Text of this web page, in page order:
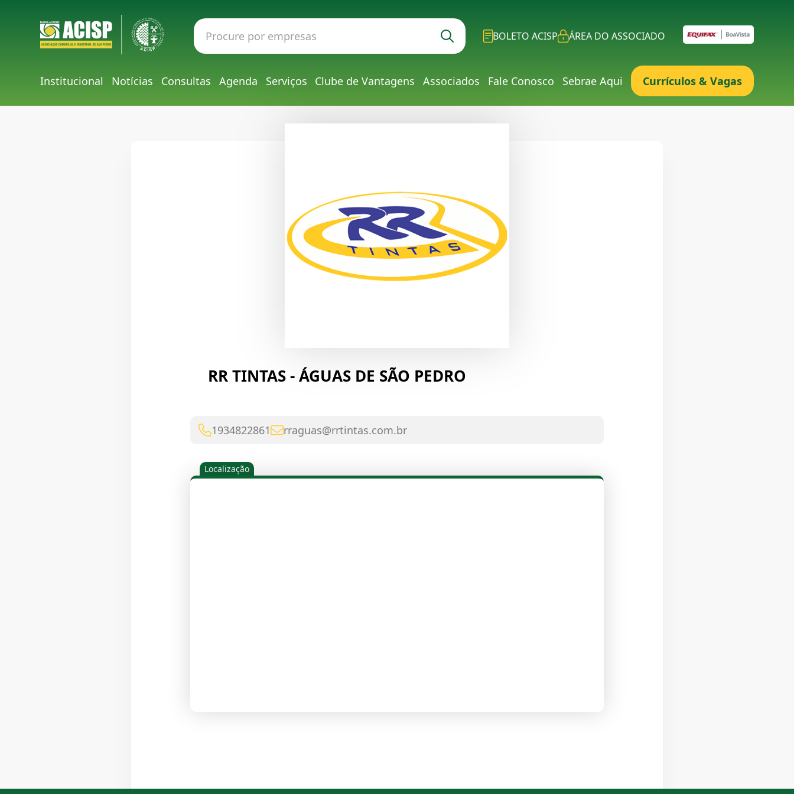
BOLETO ACISP ÁREA DO ASSOCIADO
Institucional Notícias Consultas Agenda Serviços Clube de Vantagens Associados Fale Conosco Sebrae Aqui Currículos & Vagas
RR TINTAS - ÁGUAS DE SÃO PEDRO
1934822861 rraguas@rrtintas.com.br